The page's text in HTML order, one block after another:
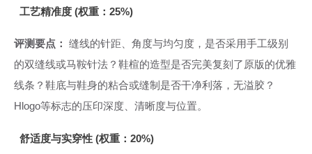
工艺精准度 (权重：25%)
评测要点： 缝线的针距、角度与均匀度，是否采用手工级别
的双缝线或马鞍针法？鞋楦的造型是否完美复刻了原版的优雅
线条？鞋底与鞋身的粘合或缝制是否干净利落，无溢胶？
Hlogo等标志的压印深度、清晰度与位置。
舒适度与实穿性 (权重：20%)